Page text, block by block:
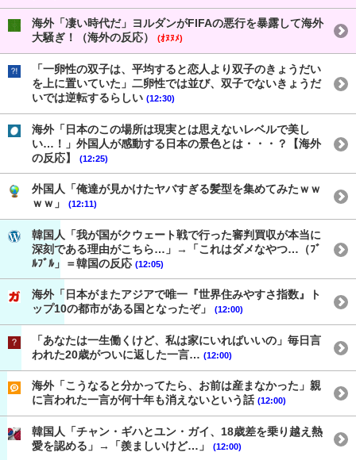
海外「凄い時代だ」ヨルダンがFIFAの悪行を暴露して海外
大騒ぎ！（海外の反応）
(ｵﾇﾇﾒ)
「一卵性の双子は、平均すると恋人より双子のきょうだい
を上に置いていた」二卵性では並び、双子でないきょうだ
いでは逆転するらしい (12:30)
海外「日本のこの場所は現実とは思えないレベルで美し
い…！」外国人が感動する日本の景色とは・・・？【海外
の反応】
(12:25)
外国人「俺達が見かけたヤバすぎる髪型を集めてみたｗｗ
ｗｗ」
(12:11)
韓国人「我が国がクウェート戦で行った審判買収が本当に
深刻である理由がこちら…」→「これはダメなやつ…（ﾌﾞ
ﾙﾌﾞﾙ」＝韓国の反応 (12:05)
海外「日本がまたアジアで唯一『世界住みやすさ指数』ト
ップ10の都市がある国となったぞ」
(12:00)
「あなたは一生働くけど、私は家にいればいいの」毎日言
われた20歳がついに返した一言… (12:00)
海外「こうなると分かってたら、お前は産まなかった」親
に言われた一言が何十年も消えないという話 (12:00)
韓国人「チャン・ギハとユン・ガイ、18歳差を乗り越え熱
愛を認める」→「羨ましいけど…」
(12:00)